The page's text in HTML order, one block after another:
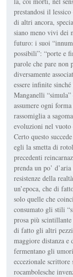
prestandosi il
di altri ancora,
siano meno vivi dei
futuro: i suoi
possibili”: “porte e
parole che pare non
diversamente
essere infinite
Manganelli
assumere ogni
rassomiglia a
evoluzioni nel vuoto
Certo questo
egli la smetta di
precedenti
prenda un po’
resistenze della
un’epoca, che di
solo quelle che
consumato gli stili
prosa più
di fatto gli altri pezzi
maggiore distanza e
fermentano gli
ecce­zionale
rocambolesche